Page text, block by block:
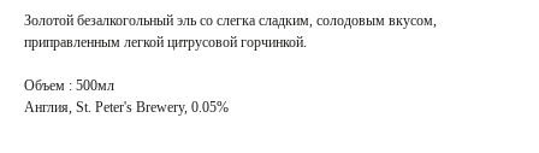
Золотой безалкогольный эль со слегка сладким, солодовым вкусом,
приправленным легкой цитрусовой горчинкой.
Объем : 500мл
Англия, St. Peter's Brewery, 0.05%